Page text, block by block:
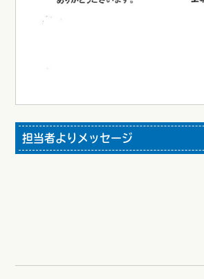
担当者よりメッセージ